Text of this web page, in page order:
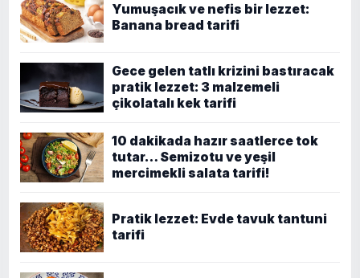
Yumuşacık ve nefis bir lezzet:
Banana bread tarifi
Gece gelen tatlı krizini bastıracak
pratik lezzet: 3 malzemeli
çikolatalı kek tarifi
10 dakikada hazır saatlerce tok
tutar… Semizotu ve yeşil
mercimekli salata tarifi!
Pratik lezzet: Evde tavuk tantuni
tarifi